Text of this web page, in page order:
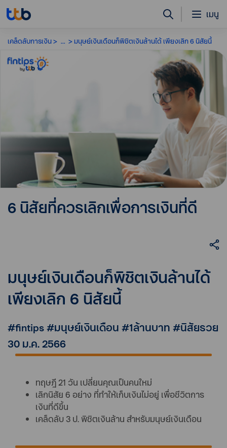
เมนู
เคล็ดลับการเงิน ... มนุษย์เงินเดือนก็พิชิตเงินล้านได้ เพียงเลิก 6 นิสัยนี้
6 นิสัยที่ควรเลิกเพื่อการเงินที่ดี
มนุษย์เงินเดือนก็พิชิตเงินล้านได้
เพียงเลิก 6 นิสัยนี้
#fintips #มนุษย์เงินเดือน #1ล้านบาท #นิสัยรวย
30 ม.ค. 2566
ทฤษฎี 21 วัน เปลี่ยนคุณเป็นคนใหม่
เลิกนิสัย 6 อย่าง ที่ทำให้เก็บเงินไม่อยู่ เพื่อชีวิตการ
เงินที่ดีขึ้น
เคล็ดลับ 3 ป. พิชิตเงินล้าน สำหรับมนุษย์เงินเดือน